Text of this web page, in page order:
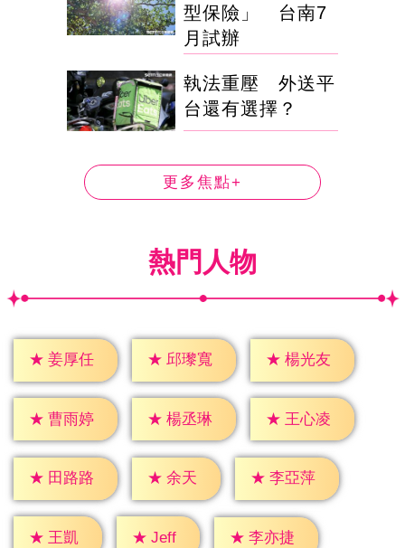
型保險」 台南7
月試辦
執法重壓 外送平
台還有選擇？
更多焦點+
熱門人物
★ 姜厚任 ★ 邱瓈寬 ★ 楊光友
★ 曹雨婷 ★ 楊丞琳 ★ 王心凌
★ 田路路 ★ 余天 ★ 李亞萍
★ 王凱 ★ Jeff ★ 李亦捷